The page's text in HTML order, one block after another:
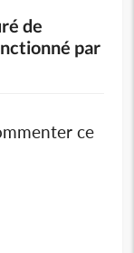
de
par
ce